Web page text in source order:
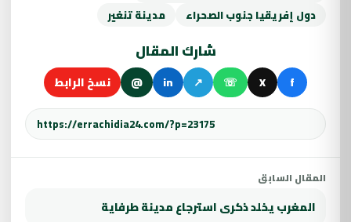
دول إفريقيا جنوب الصحراء
مدينة تنغير
شارك المقال
f
X
☏
↗
in
@ نسخ الرابط
المقال السابق
المغرب يخلد ذكرى استرجاع مدينة طرفاية